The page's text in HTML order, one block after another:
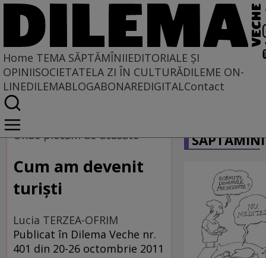
Home TEMA SĂPTĂMÎNIIEDITORIALE ȘI
OPINIISOCIETATELA ZI ÎN CULTURĂDILEME ON-
LINEDILEMABLOGABONAREDIGITALContact
Home
Tema săptămînii
Unde plecăm de-acasăte
Cum am devenit
turiști
Lucia TERZEA-OFRIM
Publicat în Dilema Veche nr.
401 din 20-26 octombrie 2011